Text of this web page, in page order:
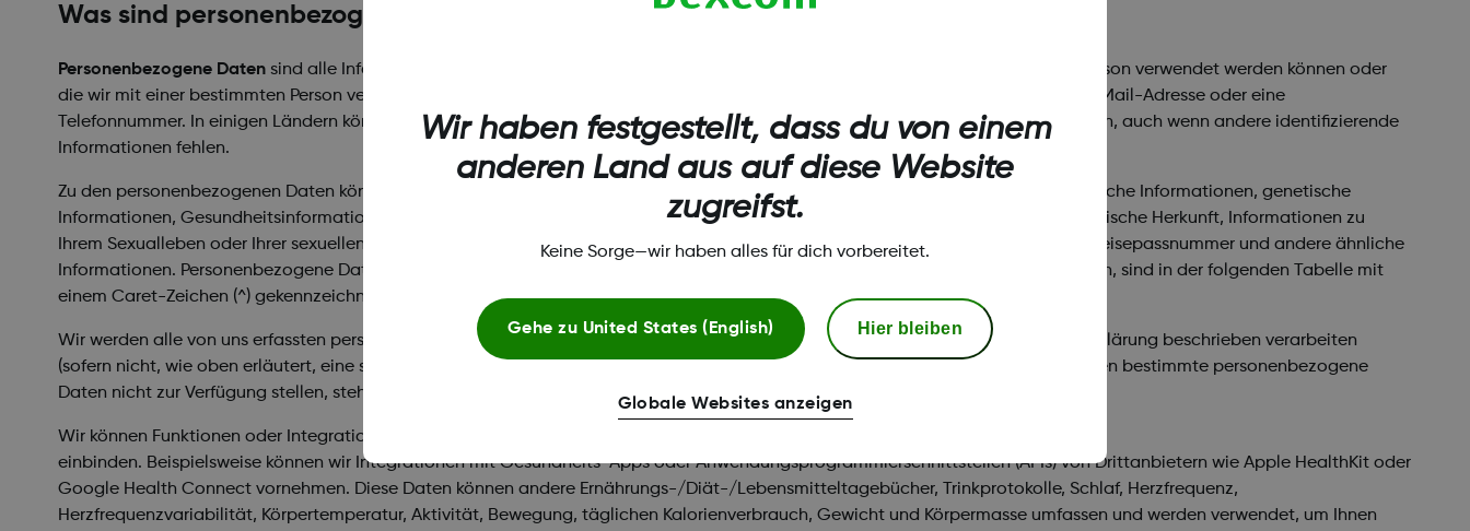
Was sind personenbezogene Daten?
Personenbezogene Datensind alle Informationen – elektronisch oder anderweitig aufgezeichnet –, die zur Identifizierung einer Person verwendet werden können oder
die wir mit einer bestimmten Person verknüpfen oder mit ihr in Verbindung bringen können, wie z. B. ein Name, eine Adresse, eine E-Mail-Adresse oder eine
Telefonnummer. In einigen Ländern können personenbezogene Daten Informationen umfassen, die eine Person indirekt identifizieren, auch wenn andere identifizierende
Informationen fehlen.
Zu den personenbezogenen Daten können Informationen gehören, die in einigen Ländern als vertraulich gelten, wie etwa biometrische Informationen, genetische
Informationen, Gesundheitsinformationen, Informationen zu Finanzkonten, spezifische geografische Standorte, ethnische oder rassische Herkunft, Informationen zu
Ihrem Sexualleben oder Ihrer sexuellen Orientierung, Sozialversicherungsnummer, Führerscheinnummer, Personalausweisnummer, Reisepassnummer und andere ähnliche
Informationen. Personenbezogene Daten, die gemäß irgendeinem Gesetz als vertrauliche personenbezogene Daten gelten könnten, sind in der folgenden Tabelle mit
einem Caret-Zeichen (^) gekennzeichnet.
Wir werden alle von uns erfassten personenbezogenen Daten im Einklang mit den gesetzlichen Bestimmungen und wie in dieser Erklärung beschrieben verarbeiten
(sofern nicht, wie oben erläutert, eine separate Richtlinie oder Erklärung maßgebend ist). Wenn Sie uns unter bestimmten Umständen bestimmte personenbezogene
Daten nicht zur Verfügung stellen, stehen Ihnen möglicherweise einige Produkte und Dienste nicht zur Verfügung.
Wir können Funktionen oder Integrationen von Drittanbietern für Ihre optionale Nutzung
einbinden. Beispielsweise können wir Integrationen mit Gesundheits-Apps oder Anwendungsprogrammierschnittstellen (APIs) von Drittanbietern wie Apple HealthKit oder
Google Health Connect vornehmen. Diese Daten können andere Ernährungs-/Diät-/Lebensmitteltagebücher, Trinkprotokolle, Schlaf, Herzfrequenz,
Herzfrequenzvariabilität, Körpertemperatur, Aktivität, Bewegung, täglichen Kalorienverbrauch, Gewicht und Körpermasse umfassen und werden verwendet, um Ihnen
Wir haben festgestellt, dass du von einem
anderen Land aus auf diese Website
zugreifst.
Keine Sorge—wir haben alles für dich vorbereitet.
Gehe zu United States (English) Hier bleiben
Globale Websites anzeigen